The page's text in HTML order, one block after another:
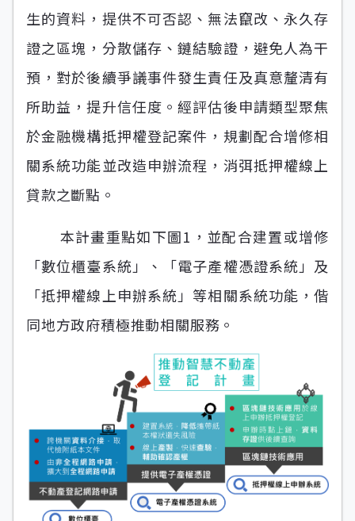
生的資料，提供不可否認、無法竄改、永久存
證之區塊，分散儲存、鏈結驗證，避免人為干
預，對於後續爭議事件發生責任及真意釐清有
所助益，提升信任度。經評估後申請類型聚焦
於金融機構抵押權登記案件，規劃配合增修相
關系統功能並改造申辦流程，消弭抵押權線上
貸款之斷點。
本計畫重點如下圖1，並配合建置或增修
「數位櫃臺系統」、「電子產權憑證系統」及
「抵押權線上申辦系統」等相關系統功能，偕
同地方政府積極推動相關服務。